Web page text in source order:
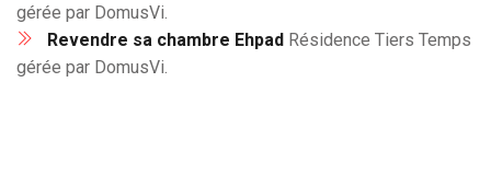
gérée par DomusVi.
Revendre sa chambre Ehpad Résidence Tiers Temps
gérée par DomusVi.